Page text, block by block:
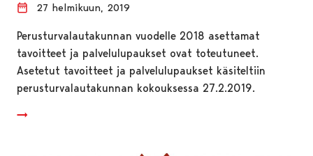
27 helmikuun, 2019
Perusturvalautakunnan vuodelle 2018 asettamat
tavoitteet ja palvelulupaukset ovat toteutuneet.
Asetetut tavoitteet ja palvelulupaukset käsiteltiin
perusturvalautakunnan kokouksessa 27.2.2019.